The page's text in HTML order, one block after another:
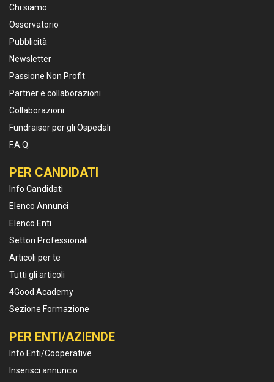
Chi siamo
Osservatorio
Pubblicità
Newsletter
Passione Non Profit
Partner e collaborazioni
Collaborazioni
Fundraiser per gli Ospedali
F.A.Q.
PER CANDIDATI
Info Candidati
Elenco Annunci
Elenco Enti
Settori Professionali
Articoli per te
Tutti gli articoli
4Good Academy
Sezione Formazione
PER ENTI/AZIENDE
Info Enti/Cooperative
Inserisci annuncio